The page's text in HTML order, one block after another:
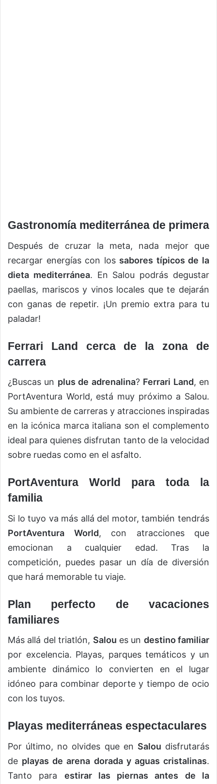
Gastronomía mediterránea de primera
Después de cruzar la meta, nada mejor que
recargar energías con los sabores típicos de la
dieta mediterránea. En Salou podrás degustar
paellas, mariscos y vinos locales que te dejarán
con ganas de repetir. ¡Un premio extra para tu
paladar!
Ferrari Land cerca de la zona de
carrera
¿Buscas un plus de adrenalina? Ferrari Land, en
PortAventura World, está muy próximo a Salou.
Su ambiente de carreras y atracciones inspiradas
en la icónica marca italiana son el complemento
ideal para quienes disfrutan tanto de la velocidad
sobre ruedas como en el asfalto.
PortAventura World para toda la
familia
Si lo tuyo va más allá del motor, también tendrás
PortAventura World, con atracciones que
emocionan a cualquier edad. Tras la
competición, puedes pasar un día de diversión
que hará memorable tu viaje.
Plan perfecto de vacaciones
familiares
Más allá del triatlón, Salou es un destino familiar
por excelencia. Playas, parques temáticos y un
ambiente dinámico lo convierten en el lugar
idóneo para combinar deporte y tiempo de ocio
con los tuyos.
Playas mediterráneas espectaculares
Por último, no olvides que en Salou disfrutarás
de playas de arena dorada y aguas cristalinas.
Tanto para estirar las piernas antes de la